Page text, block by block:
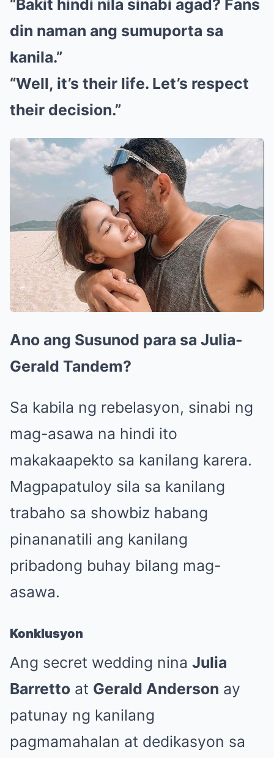
“Bakit hindi nila sinabi agad? Fans
din naman ang sumuporta sa
kanila.”
“Well, it’s their life. Let’s respect
their decision.”
Ano ang Susunod para sa Julia-
Gerald Tandem?
Sa kabila ng rebelasyon, sinabi ng
mag-asawa na hindi ito
makakaapekto sa kanilang karera.
Magpapatuloy sila sa kanilang
trabaho sa showbiz habang
pinananatili ang kanilang
pribadong buhay bilang mag-
asawa.
Konklusyon
Ang secret wedding nina Julia
Barretto at Gerald Anderson ay
patunay ng kanilang
pagmamahalan at dedikasyon sa